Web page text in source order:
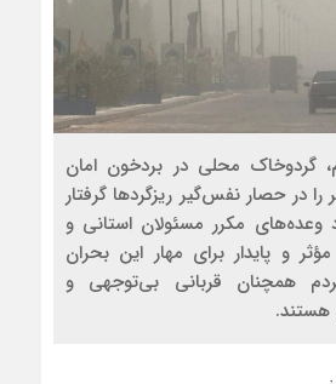
گردوخاک محلی در بردخون امان
را در حصار نفس‌گیر ریزگردها گرفتار
مکرر مسئولان استانی و
و پایدار برای مهار این بحران
همچنان قربانی بی‌توجهی و
هستند.